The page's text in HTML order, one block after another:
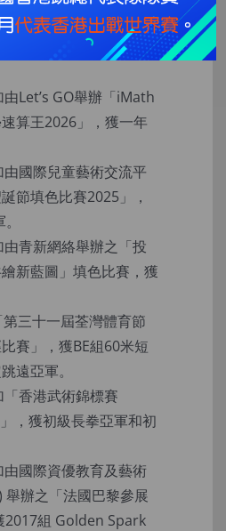
年3月)
Let’s GO舉辦「iMath
算王2026」，獲一年
由國際兒童藝術交流平
節填色比賽2025」，
青新網絡舉辦之「投
新藍圖」填色比賽，獲
三十一屆荃灣體育節
賽」，獲BE組60米短
遠亞軍。
香港武術錦標賽
，獲初級長拳亞軍和初
國際資優教育及藝術
舉辦之「法國巴黎參展
2017組 Golden Spark